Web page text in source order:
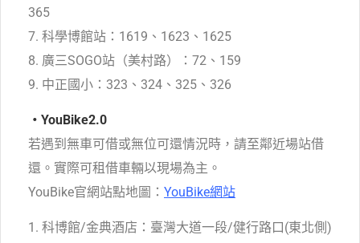
365
7. 科學博館站：1619、1623、1625
8. 廣三SOGO站（美村路）：72、159
9. 中正國小：323、324、325、326
・YouBike2.0
若遇到無車可借或無位可還情況時，請至鄰近場站借
還。實際可租借車輛以現場為主。
YouBike官網站點地圖： YouBike網站
1. 科博館/金典酒店：臺灣大道一段/健行路口(東北側)